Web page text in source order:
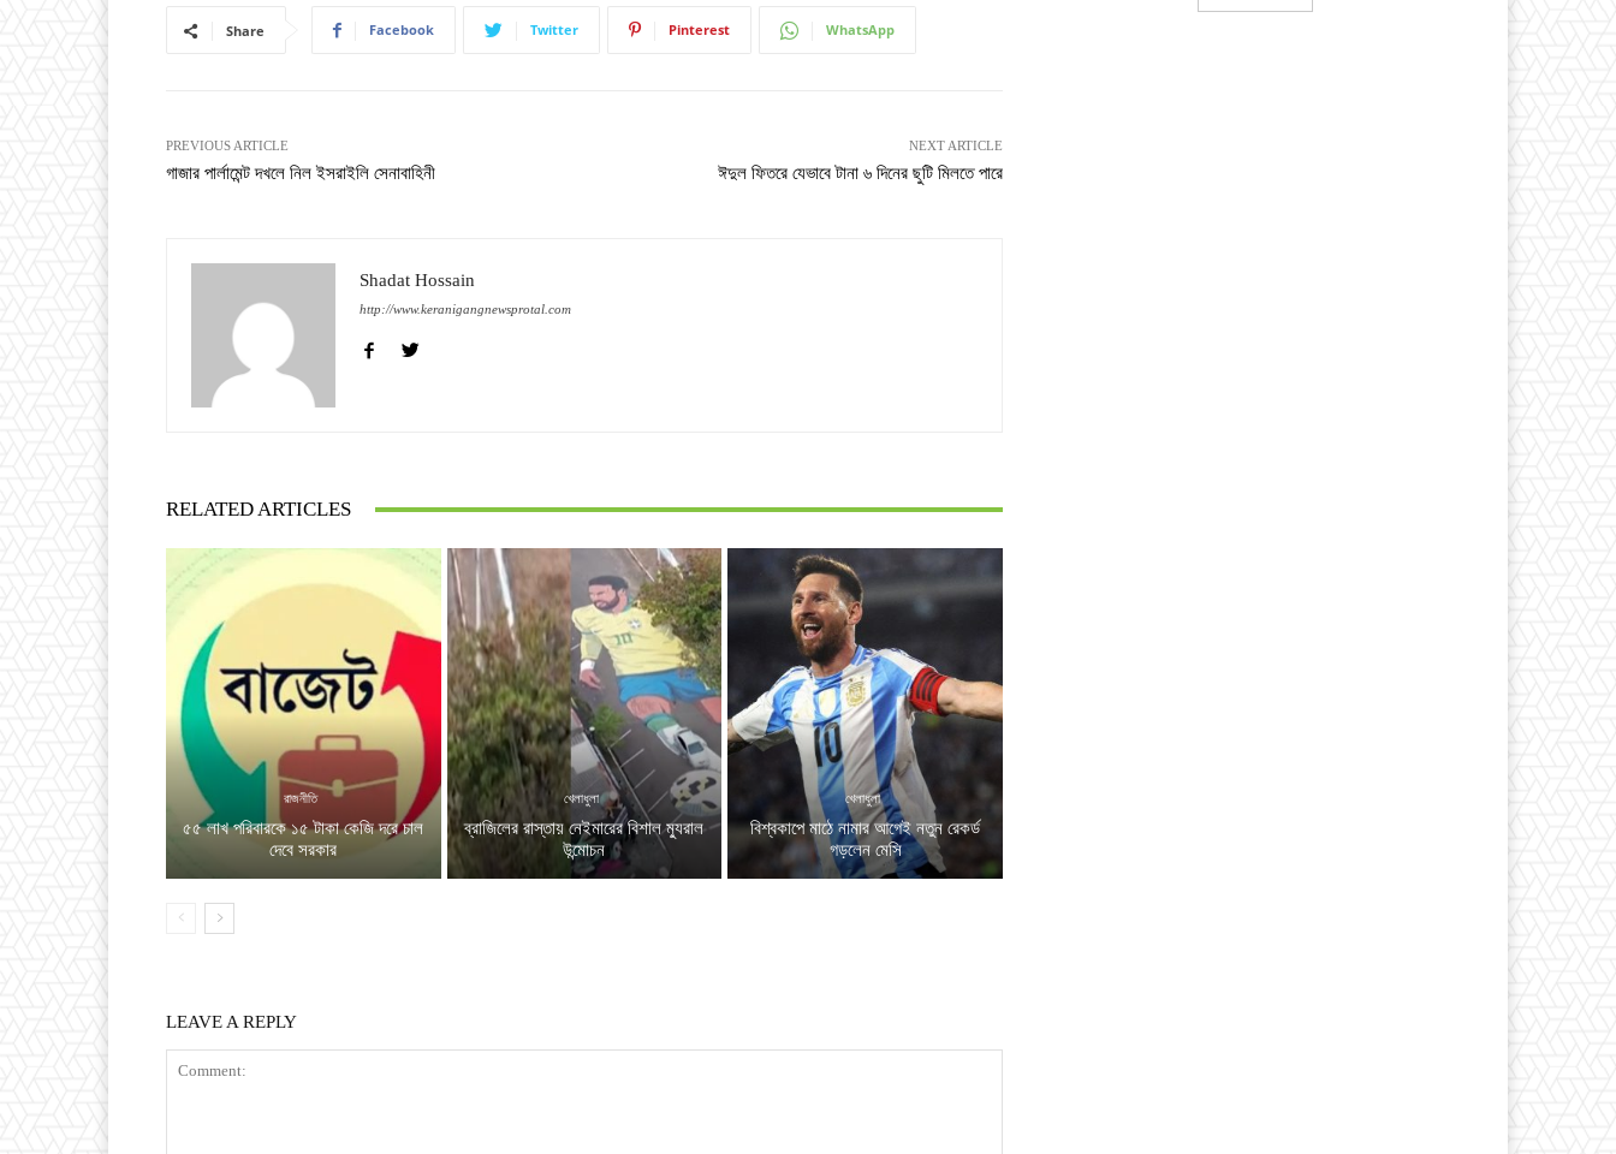
Share Facebook Twitter Pinterest WhatsApp
PREVIOUS ARTICLE
গাজার পার্লামেন্ট দখলে নিল ইসরাইলি সেনাবাহিনী
NEXT ARTICLE
ঈদুল ফিতরে যেভাবে টানা ৬ দিনের ছুটি মিলতে পারে
Shadat Hossain
http://www.keranigangnewsprotal.com
RELATED ARTICLES
রাজনীতি
৫৫ লাখ পরিবারকে ১৫ টাকা কেজি দরে চাল
দেবে সরকার
খেলাধুলা
ব্রাজিলের রাস্তায় নেইমারের বিশাল ম্যুরাল
উন্মোচন
খেলাধুলা
বিশ্বকাপে মাঠে নামার আগেই নতুন রেকর্ড
গড়লেন মেসি
LEAVE A REPLY